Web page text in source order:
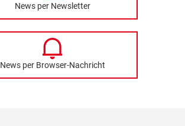
News per Newsletter
News per Browser-Nachricht